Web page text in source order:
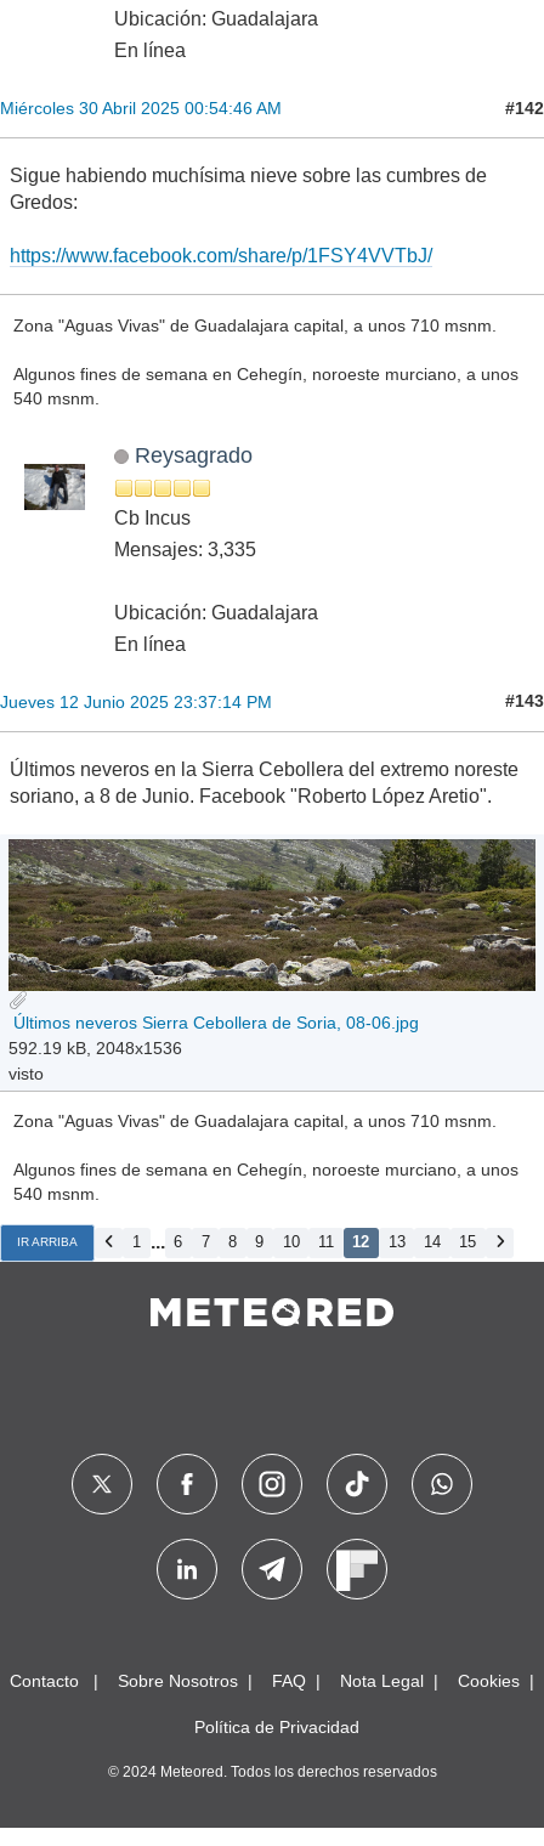
Ubicación: Guadalajara
En línea
Miércoles 30 Abril 2025 00:54:46 AM #142
Sigue habiendo muchísima nieve sobre las cumbres de
Gredos:
https://www.facebook.com/share/p/1FSY4VVTbJ/
Zona "Aguas Vivas" de Guadalajara capital, a unos 710 msnm.
Algunos fines de semana en Cehegín, noroeste murciano, a unos
540 msnm.
Reysagrado
Cb Incus
Mensajes: 3,335
Ubicación: Guadalajara
En línea
Jueves 12 Junio 2025 23:37:14 PM #143
Últimos neveros en la Sierra Cebollera del extremo noreste
soriano, a 8 de Junio. Facebook "Roberto López Aretio".
Últimos neveros Sierra Cebollera de Soria, 08-06.jpg
592.19 kB, 2048x1536
visto
Zona "Aguas Vivas" de Guadalajara capital, a unos 710 msnm.
Algunos fines de semana en Cehegín, noroeste murciano, a unos
540 msnm.
IR ARRIBA 1 ... 6 7 8 9 10 11 12 13 14 15
Contacto Sobre Nosotros FAQ Nota Legal Cookies
Política de Privacidad
© 2024 Meteored. Todos los derechos reservados